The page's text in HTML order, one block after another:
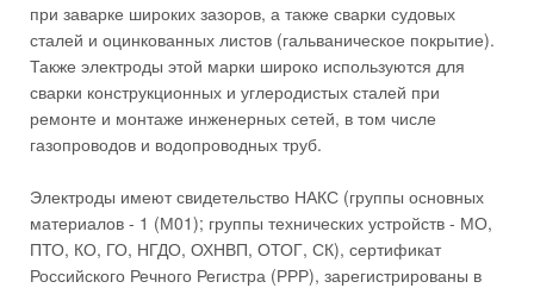
при заварке широких зазоров, а также сварки судовых
сталей и оцинкованных листов (гальваническое покрытие).
Также электроды этой марки широко используются для
сварки конструкционных и углеродистых сталей при
ремонте и монтаже инженерных сетей, в том числе
газопроводов и водопроводных труб.
Электроды имеют свидетельство НАКС (группы основных
материалов - 1 (М01); группы технических устройств - МО,
ПТО, КО, ГО, НГДО, ОХНВП, ОТОГ, СК), сертификат
Российского Речного Регистра (РРР), зарегистрированы в